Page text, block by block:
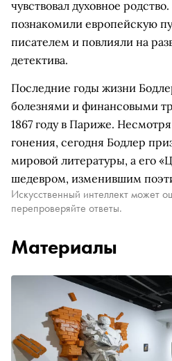
чувствовал духовное
познакомили европейскую
писателем и повлияли на
детектива.
Последние годы жизни
болезнями и финансовыми
1867 году в Париже.
гонения, сегодня Бодлер
мировой литературы, а его
шедевром, изменившим
Искусственный интеллект может
перепроверяйте ответы.
Материалы